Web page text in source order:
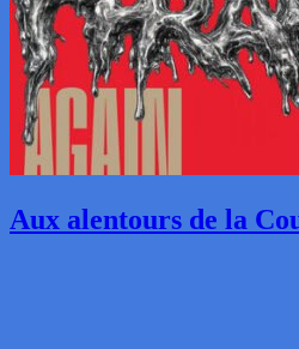
Aux alentours de la